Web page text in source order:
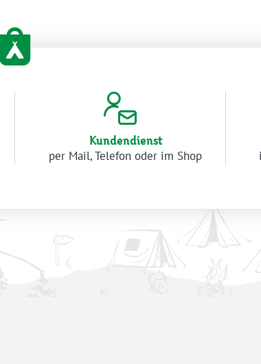
Kundendienst
per Mail, Telefon oder im Shop